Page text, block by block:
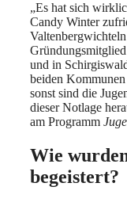
„Es hat sich
Candy Winter
und in
beiden
sonst sind die
dieser Notlage
am Programm
Wie
begeistert?